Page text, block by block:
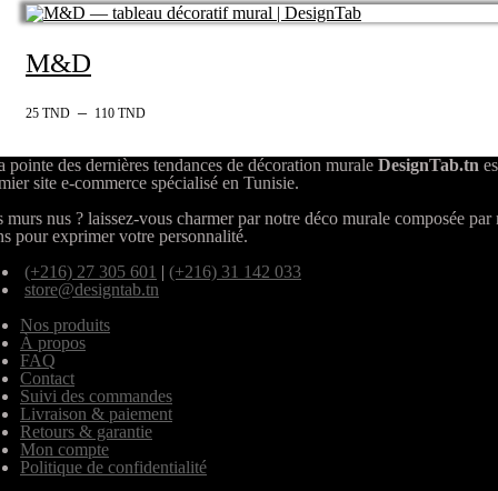
M&D
25 TND – 110 TND
pointe des dernières tendances de décoration murale DesignTab.tn
site e-commerce spécialisé en Tunisie.
murs nus ? laissez-vous charmer par notre déco murale composée par
pour exprimer votre personnalité.
(+216) 27 305 601 | (+216) 31 142 033
store@designtab.tn
Nos produits
À propos
FAQ
Contact
Suivi des commandes
Livraison & paiement
Retours & garantie
Mon compte
Politique de confidentialité